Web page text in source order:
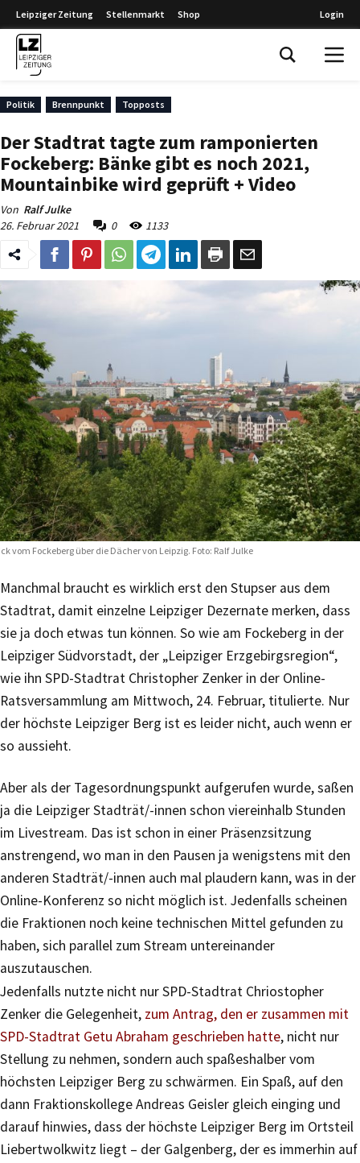
Leipziger Zeitung Stellenmarkt Shop Login
Politik Brennpunkt Topposts
Der Stadtrat tagte zum ramponierten
Fockeberg: Bänke gibt es noch 2021,
Mountainbike wird geprüft + Video
Von Ralf Julke
26. Februar 2021
0 1133
vom Fockeberg über die Dächer von Leipzig. Foto: Ralf Julke
Manchmal braucht es wirklich erst den Stupser aus dem
Stadtrat, damit einzelne Leipziger Dezernate merken, dass
sie ja doch etwas tun können. So wie am Fockeberg in der
Leipziger Südvorstadt, der „Leipziger Erzgebirgsregion“,
wie ihn SPD-Stadtrat Christopher Zenker in der Online-
Ratsversammlung am Mittwoch, 24. Februar, titulierte. Nur
der höchste Leipziger Berg ist es leider nicht, auch wenn er
so aussieht.
Aber als der Tagesordnungspunkt aufgerufen wurde, saßen
ja die Leipziger Stadträt/-innen schon viereinhalb Stunden
im Livestream. Das ist schon in einer Präsenzsitzung
anstrengend, wo man in den Pausen ja wenigstens mit den
anderen Stadträt/-innen auch mal plaudern kann, was in der
Online-Konferenz so nicht möglich ist. Jedenfalls scheinen
die Fraktionen noch keine technischen Mittel gefunden zu
haben, sich parallel zum Stream untereinander
auszutauschen.
Jedenfalls nutzte nicht nur SPD-Stadtrat Chriostopher
Zenker die Gelegenheit, zum Antrag, den er zusammen mit
SPD-Stadtrat Getu Abraham geschrieben hatte, nicht nur
Stellung zu nehmen, sondern auch spaßeshalber vom
höchsten Leipziger Berg zu schwärmen. Ein Spaß, auf den
dann Fraktionskollege Andreas Geisler gleich einging und
darauf hinwies, dass der höchste Leipziger Berg im Ortsteil
Liebertwolkwitz liegt – der Galgenberg, der es immerhin auf